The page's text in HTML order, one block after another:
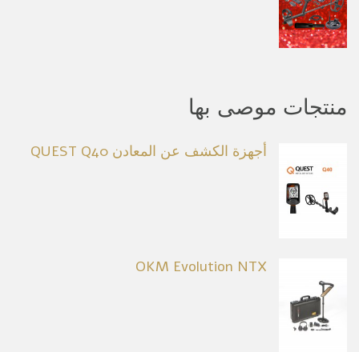
منتجات موصى بها
أجهزة الكشف عن المعادن QUEST Q40
OKM Evolution NTX